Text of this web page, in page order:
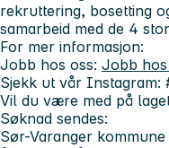
rekruttering, bosetting
samarbeid med de 4
For mer informasjon:
Jobb hos oss: Jobb
Sjekk ut vår Instagram:
Vil du være med på
Søknad sendes:
Sør-Varanger